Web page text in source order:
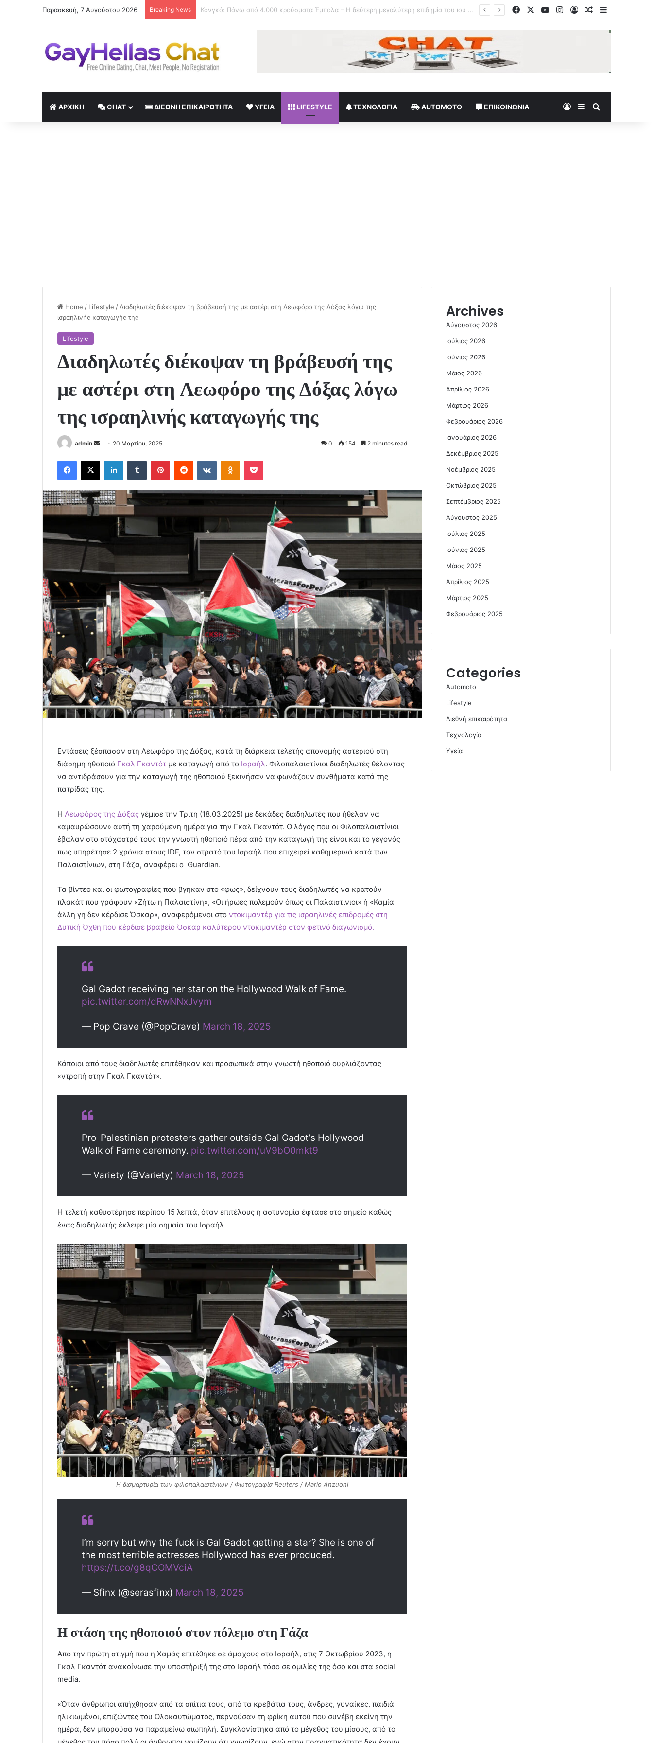
Παρασκευή, 7 Αυγούστου 2026 Breaking News «Έχω δίπλα μου έναν άνθρωπο που εμπιστεύομαι και θαυμάζω» FacebookYouTubeInstagram
Log InRandom Article
Sidebar
ΑΡΧΙΚΉ CHAT ΔΙΕΘΝΉ ΕΠΙΚΑΙΡΌΤΗΤΑ ΥΓΕΊΑ LIFESTYLE ΤΕΧΝΟΛΟΓΊΑ AUTOMOTO ΕΠΙΚΟΙΝΩΝΊΑ Log InSidebar
Home / Lifestyle / Διαδηλωτές διέκοψαν τη βράβευσή της με αστέρι στη Λεωφόρο της Δόξας λόγω της
ισραηλινής καταγωγής της
Lifestyle
Διαδηλωτές διέκοψαν τη βράβευσή της
με αστέρι στη Λεωφόρο της Δόξας λόγω
της ισραηλινής καταγωγής της
admin
Send
email
20 Μαρτίου, 2025 0 154 2 minutes read
Facebook
X LinkedInTumblr PinterestReddit VKontakteOdnoklassniki
Pocket
Εντάσεις ξέσπασαν στη Λεωφόρο της Δόξας, κατά τη διάρκεια τελετής απονομής αστεριού στη
διάσημη ηθοποιό Γκαλ Γκαντότ με καταγωγή από το Ισραήλ. Φιλοπαλαιστίνιοι διαδηλωτές θέλοντας
να αντιδράσουν για την καταγωγή της ηθοποιού ξεκινήσαν να φωνάζουν συνθήματα κατά της
πατρίδας της.
Η Λεωφόρος της Δόξας γέμισε την Τρίτη (18.03.2025) με δεκάδες διαδηλωτές που ήθελαν να
«αμαυρώσουν» αυτή τη χαρούμενη ημέρα για την Γκαλ Γκαντότ. Ο λόγος που οι Φιλοπαλαιστίνιοι
έβαλαν στο στόχαστρό τους την γνωστή ηθοποιό πέρα από την καταγωγή της είναι και το γεγονός
πως υπηρέτησε 2 χρόνια στους IDF, τον στρατό του Ισραήλ που επιχειρεί καθημερινά κατά των
Παλαιστίνιων, στη Γάζα, αναφέρει ο Guardian.
Τα βίντεο και οι φωτογραφίες που βγήκαν στο «φως», δείχνουν τους διαδηλωτές να κρατούν
πλακάτ που γράφουν «Ζήτω η Παλαιστίνη», «Οι ήρωες πολεμούν όπως οι Παλαιστίνιοι» ή «Καμία
άλλη γη δεν κέρδισε Όσκαρ», αναφερόμενοι στο ντοκιμαντέρ για τις ισραηλινές επιδρομές στη
Δυτική Όχθη που κέρδισε βραβείο Όσκαρ καλύτερου ντοκιμαντέρ στον φετινό διαγωνισμό.
Gal Gadot receiving her star on the Hollywood Walk of Fame.
pic.twitter.com/dRwNNxJvym
— Pop Crave (@PopCrave) March 18, 2025
Κάποιοι από τους διαδηλωτές επιτέθηκαν και προσωπικά στην γνωστή ηθοποιό ουρλιάζοντας
«ντροπή στην Γκαλ Γκαντότ».
Pro-Palestinian protesters gather outside Gal Gadot’s Hollywood
Walk of Fame ceremony. pic.twitter.com/uV9bO0mkt9
— Variety (@Variety) March 18, 2025
Η τελετή καθυστέρησε περίπου 15 λεπτά, όταν επιτέλους η αστυνομία έφτασε στο σημείο καθώς
ένας διαδηλωτής έκλεψε μία σημαία του Ισραήλ.
Η διαμαρτυρία των φιλοπαλαιστίνιων / Φωτογραφία Reuters / Mario Anzuoni
I’m sorry but why the fuck is Gal Gadot getting a star? She is one of
the most terrible actresses Hollywood has ever produced.
https://t.co/g8qCOMVciA
— Sfinx (@serasfinx) March 18, 2025
Η στάση της ηθοποιού στον πόλεμο στη Γάζα
Από την πρώτη στιγμή που η Χαμάς επιτέθηκε σε άμαχους στο Ισραήλ, στις 7 Οκτωβρίου 2023, η
Γκαλ Γκαντότ ανακοίνωσε την υποστήριξή της στο Ισραήλ τόσο σε ομιλίες της όσο και στα social
media.
«Όταν άνθρωποι απήχθησαν από τα σπίτια τους, από τα κρεβάτια τους, άνδρες, γυναίκες, παιδιά,
ηλικιωμένοι, επιζώντες του Ολοκαυτώματος, περνούσαν τη φρίκη αυτού που συνέβη εκείνη την
ημέρα, δεν μπορούσα να παραμείνω σιωπηλή. Συγκλονίστηκα από το μέγεθος του μίσους, από το
Archives
Αύγουστος 2026
Ιούλιος 2026
Ιούνιος 2026
Μάιος 2026
Απρίλιος 2026
Μάρτιος 2026
Φεβρουάριος 2026
Ιανουάριος 2026
Δεκέμβριος 2025
Νοέμβριος 2025
Οκτώβριος 2025
Σεπτέμβριος 2025
Αύγουστος 2025
Ιούλιος 2025
Ιούνιος 2025
Μάιος 2025
Απρίλιος 2025
Μάρτιος 2025
Φεβρουάριος 2025
Categories
Automoto
Lifestyle
Διεθνή επικαιρότητα
Τεχνολογία
Υγεία